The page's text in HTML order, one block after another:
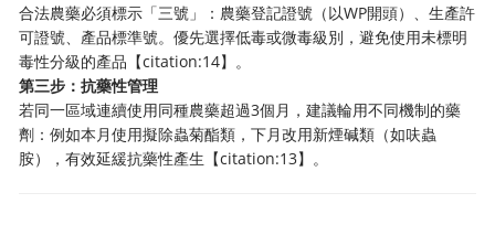
合法農藥必須標示「三號」：農藥登記證號（以WP開頭）、生產許
可證號、產品標準號。優先選擇低毒或微毒級別，避免使用未標明
毒性分級的產品【citation:14】。
第三步：抗藥性管理
若同一區域連續使用同種農藥超過3個月，建議輪用不同機制的藥
劑：例如本月使用擬除蟲菊酯類，下月改用新煙碱類（如呋蟲
胺），有效延緩抗藥性產生【citation:13】。